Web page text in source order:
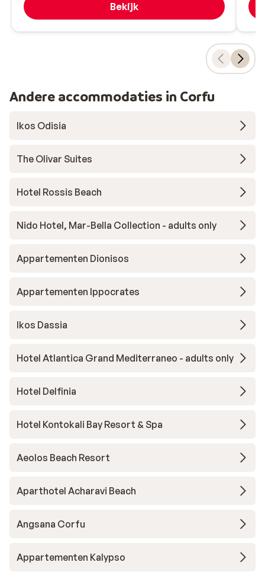
Bekijk
Andere accommodaties in Corfu
Ikos Odisia
The Olivar Suites
Hotel Rossis Beach
Nido Hotel, Mar-Bella Collection - adults only
Appartementen Dionisos
Appartementen Ippocrates
Ikos Dassia
Hotel Atlantica Grand Mediterraneo - adults only
Hotel Delfinia
Hotel Kontokali Bay Resort & Spa
Aeolos Beach Resort
Aparthotel Acharavi Beach
Angsana Corfu
Appartementen Kalypso